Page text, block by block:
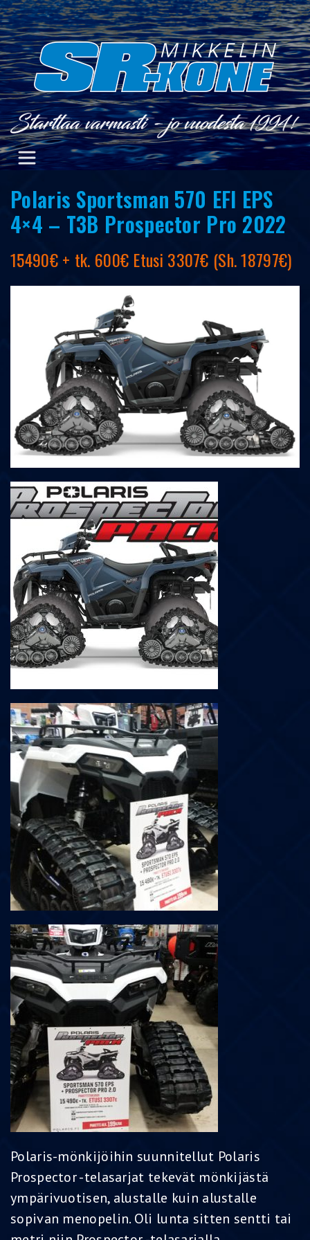
Skip
to
content
Polaris Sportsman 570 EFI EPS
4×4 – T3B Prospector Pro 2022
15490€ + tk. 600€ Etusi 3307€ (Sh. 18797€)
Polaris-mönkijöihin suunnitellut Polaris
Prospector -telasarjat tekevät mönkijästä
ympärivuotisen, alustalle kuin alustalle
sopivan menopelin. Oli lunta sitten sentti tai